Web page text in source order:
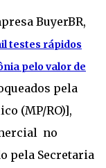
BuyerBR,
testes rápidos
pelo valor de
pela
(MP/RO)],
no
pela Secretaria